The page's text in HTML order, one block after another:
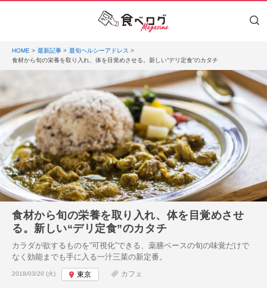
HOME 最新記事
最旬ヘルシーアドレス
食材から旬の栄養を取り入れ、体を目覚めさせる。新しい“デリ定食”のカタチ
食材から旬の栄養を取り入れ、体を目覚めさせ
る。新しい“デリ定食”のカタチ
カラダが欲するものを“可視化”できる、薬膳ベースの旬の味覚だけで
なく効能までも手に入る一汁三菜の新定番。
投稿日:
2018/03/20 (火) 東京 カフェ